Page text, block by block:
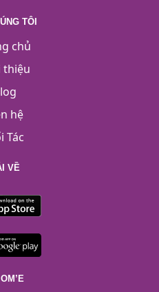
TÔI
chủ
thiệu
hệ
Tác
VỀ